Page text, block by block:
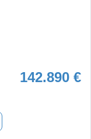
142.890 €